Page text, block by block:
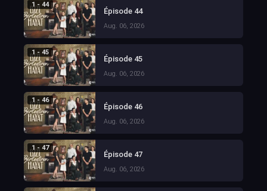
1 - 44
Épisode 44
Aug. 06, 2026
1 - 45
Épisode 45
Aug. 06, 2026
1 - 46
Épisode 46
Aug. 06, 2026
1 - 47
Épisode 47
Aug. 06, 2026